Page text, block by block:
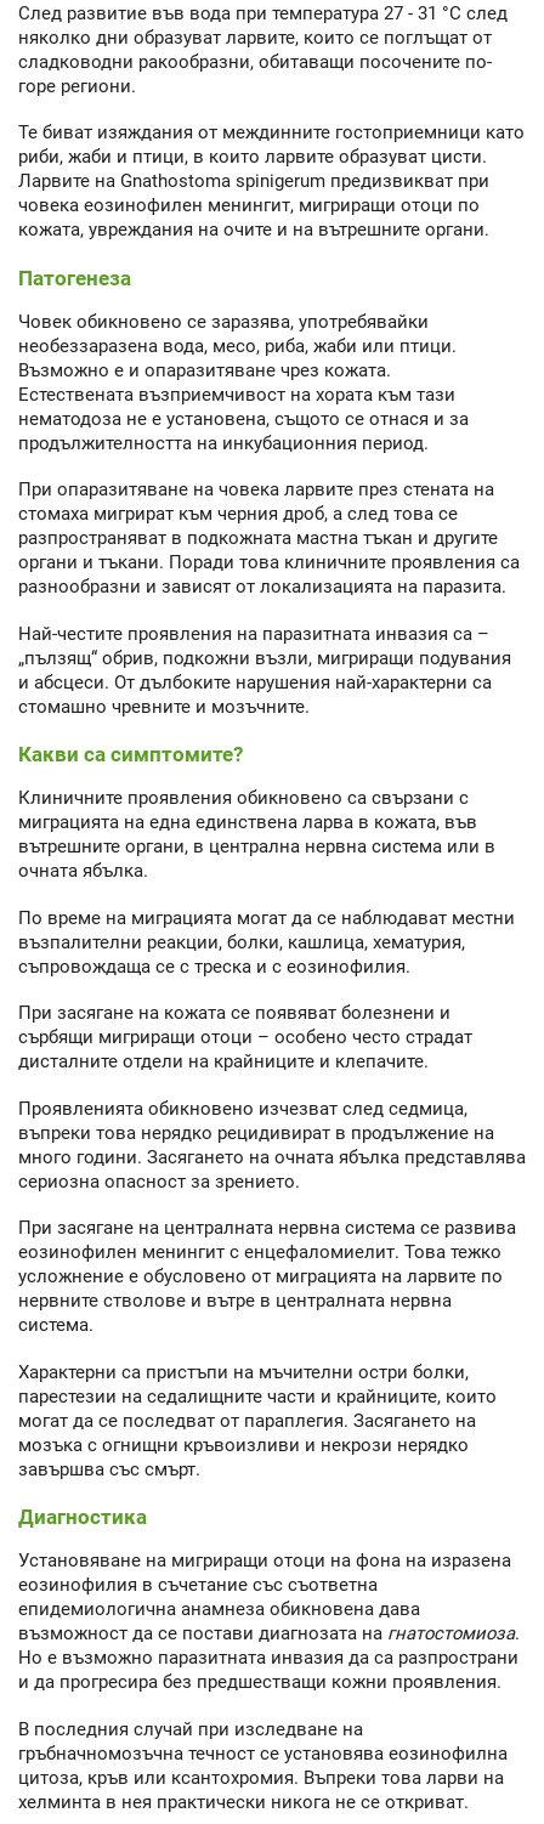
След развитие във вода при температура 27 - 31 °С след
няколко дни образуват ларвите, които се поглъщат от
сладководни ракообразни, обитаващи посочените по-
горе региони.
Те биват изяждания от междинните гостоприемници като
риби, жаби и птици, в които ларвите образуват цисти.
Ларвите на Gnathostoma spinigerum предизвикват при
човека еозинофилен менингит, мигриращи отоци по
кожата, увреждания на очите и на вътрешните органи.
Патогенеза
Човек обикновено се заразява, употребявайки
необеззаразена вода, месо, риба, жаби или птици.
Възможно е и опаразитяване чрез кожата.
Естествената възприемчивост на хората към тази
нематодоза не е установена, същото се отнася и за
продължителността на инкубационния период.
При опаразитяване на човека ларвите през стената на
стомаха мигрират към черния дроб, а след това се
разпространяват в подкожната мастна тъкан и другите
органи и тъкани. Поради това клиничните проявления са
разнообразни и зависят от локализацията на паразита.
Най-честите проявления на паразитната инвазия са –
„пълзящ“ обрив, подкожни възли, мигриращи подувания
и абсцеси. От дълбоките нарушения най-характерни са
стомашно чревните и мозъчните.
Какви са симптомите?
Клиничните проявления обикновено са свързани с
миграцията на една единствена ларва в кожата, във
вътрешните органи, в централна нервна система или в
очната ябълка.
По време на миграцията могат да се наблюдават местни
възпалителни реакции, болки, кашлица, хематурия,
съпровождаща се с треска и с еозинофилия.
При засягане на кожата се появяват болезнени и
сърбящи мигриращи отоци – особено често страдат
дисталните отдели на крайниците и клепачите.
Проявленията обикновено изчезват след седмица,
въпреки това нерядко рецидивират в продължение на
много години. Засягането на очната ябълка представлява
сериозна опасност за зрението.
При засягане на централната нервна система се развива
еозинофилен менингит с енцефаломиелит. Това тежко
усложнение е обусловено от миграцията на ларвите по
нервните стволове и вътре в централната нервна
система.
Характерни са пристъпи на мъчителни остри болки,
парестезии на седалищните части и крайниците, които
могат да се последват от параплегия. Засягането на
мозъка с огнищни кръвоизливи и некрози нерядко
завършва със смърт.
Диагностика
Установяване на мигриращи отоци на фона на изразена
еозинофилия в съчетание със съответна
епидемиологична анамнеза обикновена дава
възможност да се постави диагнозата на гнатостомиоза.
Но е възможно паразитната инвазия да са разпространи
и да прогресира без предшестващи кожни проявления.
В последния случай при изследване на
гръбначномозъчна течност се установява еозинофилна
цитоза, кръв или ксантохромия. Въпреки това ларви на
хелминта в нея практически никога не се откриват.